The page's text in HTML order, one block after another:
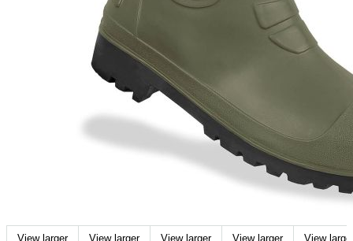
View larger
View larger
View larger
View larger
View